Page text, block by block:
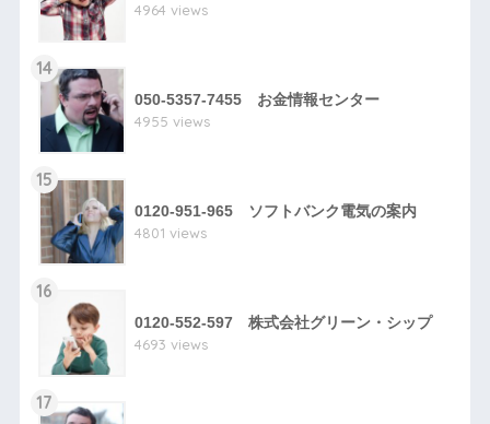
4964 views
14
050-5357-7455 お金情報センター
4955 views
15
0120-951-965 ソフトバンク電気の案内
4801 views
16
0120-552-597 株式会社グリーン・シップ
4693 views
17